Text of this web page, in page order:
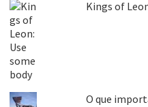
Kings of
O que